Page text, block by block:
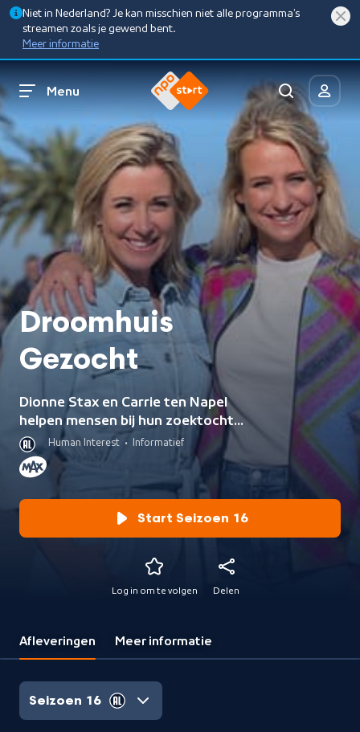
Niet in Nederland? Je kan misschien niet alle programma’s
streamen zoals je gewend bent.
Meer informatie
Menu
Droomhuis
Gezocht
Dionne Stax en Carrie ten Napel
helpen mensen bij hun zoektocht
naar een droomhuis in het
buitenland en ontdekken de
omgeving van het beoogde
Human Interest • Informatief
Start Seizoen 16
Log in om te volgen Delen
Afleveringen Meer informatie
Seizoen 16